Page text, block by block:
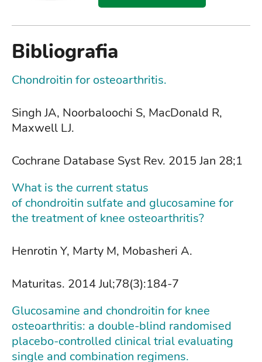
Bibliografia
Chondroitin for osteoarthritis.
Singh JA, Noorbaloochi S, MacDonald R,
Maxwell LJ.
Cochrane Database Syst Rev. 2015 Jan 28;1
What is the current status
of chondroitin sulfate and glucosamine for
the treatment of knee osteoarthritis?
Henrotin Y, Marty M, Mobasheri A.
Maturitas. 2014 Jul;78(3):184-7
Glucosamine and chondroitin for knee
osteoarthritis: a double-blind randomised
placebo-controlled clinical trial evaluating
single and combination regimens.